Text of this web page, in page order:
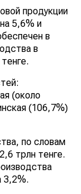
продукции
5,6% и
в
в
(около
(106,7%)
по словам
трлн тенге.
3,2%.